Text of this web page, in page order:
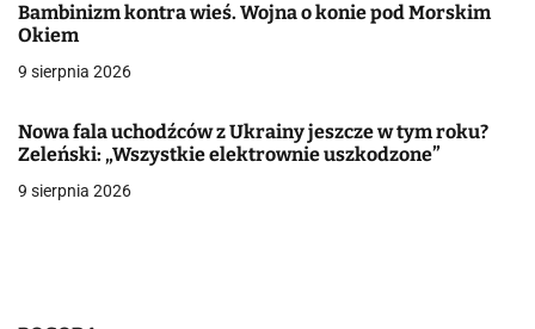
w
p
i
s
Bambinizm kontra wieś. Wojna o konie pod Morskim
Okiem
9 sierpnia 2026
Nowa fala uchodźców z Ukrainy jeszcze w tym roku?
Zeleński: „Wszystkie elektrownie uszkodzone”
9 sierpnia 2026